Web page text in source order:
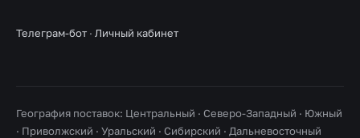
Телеграм-бот · Личный кабинет
География поставок: Центральный · Северо-Западный · Южный
· Приволжский · Уральский · Сибирский · Дальневосточный